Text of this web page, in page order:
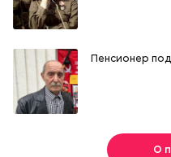
Пенсионер
О